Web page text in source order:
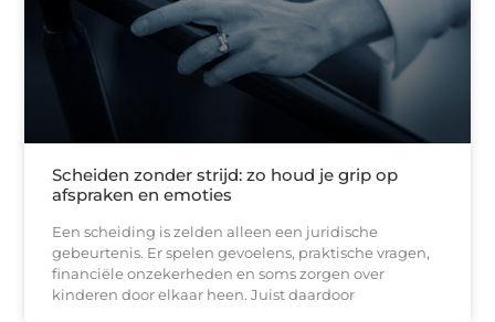
Scheiden zonder strijd: zo houd je grip op
afspraken en emoties
Een scheiding is zelden alleen een juridische
gebeurtenis. Er spelen gevoelens, praktische vragen,
financiële onzekerheden en soms zorgen over
kinderen door elkaar heen. Juist daardoor